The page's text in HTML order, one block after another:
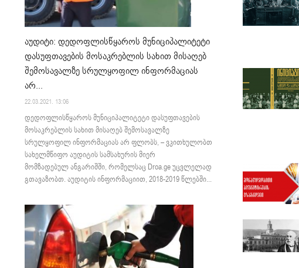
აუდიტი: დედოფლისწყაროს მუნიციპალიტეტი
დასუფთავების მოსაკრებლის სახით მისაღებ
შემოსავალზე სრულყოფილ ინფორმაციას
არ...
22.03.2021. 13:06
დედოფლისწყაროს მუნიციპალიტეტი დასუფთავების
მოსაკრებლის სახით მისაღებ შემოსავალზე
სრულყოფილ ინფორმაციას არ ფლობს, – ვკითხულობთ
სახელმწიფო აუდიტის სამსახურის მიერ
მომზადებულ ანგარიშში, რომელსაც Droa.ge უცვლელად
გთავაზობთ. აუდიტის ინფორმაციით, 2018-2019 წლებში...